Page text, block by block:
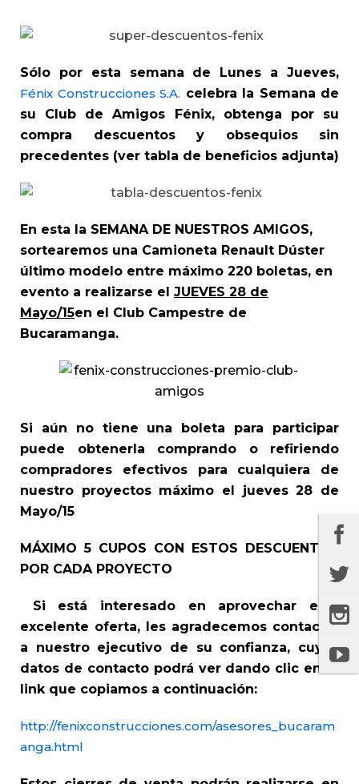
Sólo por esta semana de Lunes a Jueves,
Fénix Construcciones S.A. celebra la Semana de
su Club de Amigos Fénix, obtenga por su
compra descuentos y obsequios sin
precedentes (ver tabla de beneficios adjunta)
En esta la SEMANA DE NUESTROS AMIGOS,
sortearemos una Camioneta Renault Dúster
último modelo entre máximo 220 boletas, en
evento a realizarse el JUEVES 28 de
Mayo/15en el Club Campestre de
Bucaramanga.
Si aún no tiene una boleta para participar
puede obtenerla comprando o refiriendo
compradores efectivos para cualquiera de
nuestro proyectos máximo el jueves 28 de
Mayo/15
MÁXIMO 5 CUPOS CON ESTOS DESCUENTOS
POR CADA PROYECTO
Si está interesado en aprovechar esta
excelente oferta, les agradecemos contactar
a nuestro ejecutivo de su confianza, cuyos
datos de contacto podrá ver dando clic en el
link que copiamos a continuación:
http://fenixconstrucciones.com/asesores_bucaram
anga.html